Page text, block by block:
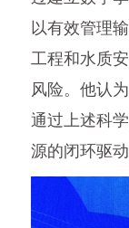
以有效管理
工程和水质
风险。他认
通过上述科
源的闭环驱